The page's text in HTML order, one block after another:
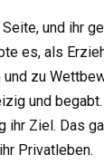
und ihr
es, als
zu
und
ihr Ziel. Das
Privatleben.